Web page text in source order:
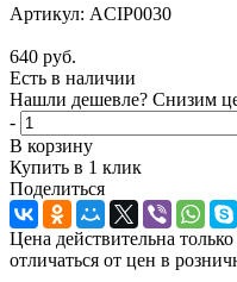
Артикул: ACIP0030
640 руб.
Есть в наличии
Нашли дешевле? Снизим
-
В корзину
Купить в 1 клик
Поделиться
Цена действительна
отличаться от цен в